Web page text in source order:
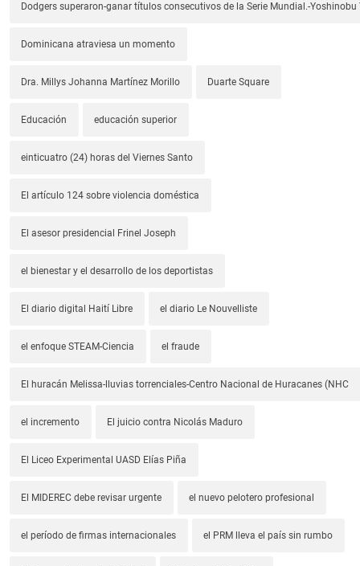
Dodgers superaron-ganar títulos consecutivos de la Serie Mundial.-
Dominicana atraviesa un momento
Dra. Millys Johanna Martínez Morillo Duarte Square
Educación educación superior
einticuatro (24) horas del Viernes Santo
El artículo 124 sobre violencia doméstica
El asesor presidencial Frinel Joseph
el bienestar y el desarrollo de los deportistas
El diario digital Haití Libre el diario Le Nouvelliste
el enfoque STEAM-Ciencia el fraude
El huracán Melissa-lluvias torrenciales-Centro Nacional de Huracanes (NHC
el incremento El juicio contra Nicolás Maduro
El Liceo Experimental UASD Elías Piña
El MIDEREC debe revisar urgente el nuevo pelotero profesional
el período de firmas internacionales el PRM lleva el país sin rumbo